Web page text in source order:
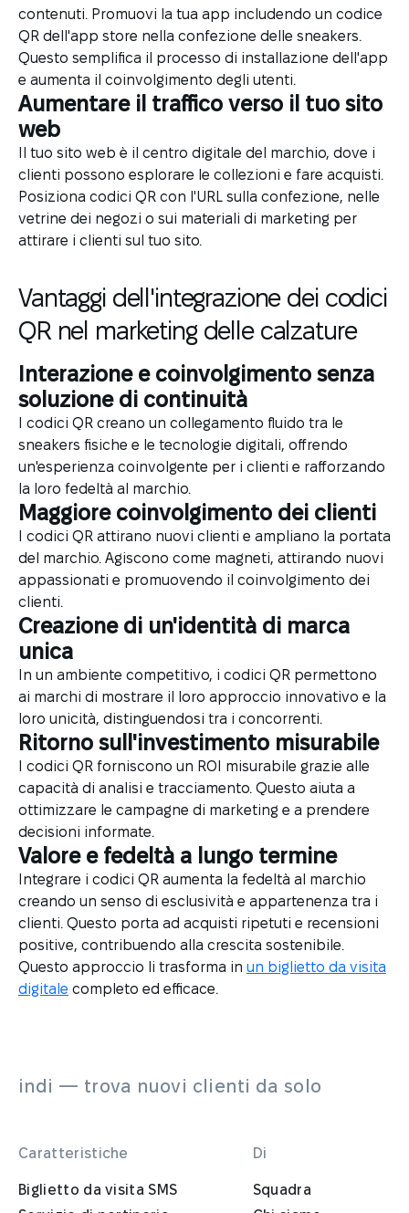
contenuti. Promuovi la tua app includendo un codice
QR dell'app store nella confezione delle sneakers.
Questo semplifica il processo di installazione dell'app
e aumenta il coinvolgimento degli utenti.
Aumentare il traffico verso il tuo sito
web
Il tuo sito web è il centro digitale del marchio, dove i
clienti possono esplorare le collezioni e fare acquisti.
Posiziona codici QR con l'URL sulla confezione, nelle
vetrine dei negozi o sui materiali di marketing per
attirare i clienti sul tuo sito.
Vantaggi dell'integrazione dei codici
QR nel marketing delle calzature
Interazione e coinvolgimento senza
soluzione di continuità
I codici QR creano un collegamento fluido tra le
sneakers fisiche e le tecnologie digitali, offrendo
un'esperienza coinvolgente per i clienti e rafforzando
la loro fedeltà al marchio.
Maggiore coinvolgimento dei clienti
I codici QR attirano nuovi clienti e ampliano la portata
del marchio. Agiscono come magneti, attirando nuovi
appassionati e promuovendo il coinvolgimento dei
clienti.
Creazione di un'identità di marca
unica
In un ambiente competitivo, i codici QR permettono
ai marchi di mostrare il loro approccio innovativo e la
loro unicità, distinguendosi tra i concorrenti.
Ritorno sull'investimento misurabile
I codici QR forniscono un ROI misurabile grazie alle
capacità di analisi e tracciamento. Questo aiuta a
ottimizzare le campagne di marketing e a prendere
decisioni informate.
Valore e fedeltà a lungo termine
Integrare i codici QR aumenta la fedeltà al marchio
creando un senso di esclusività e appartenenza tra i
clienti. Questo porta ad acquisti ripetuti e recensioni
positive, contribuendo alla crescita sostenibile.
Questo approccio li trasforma in un biglietto da visita
digitale completo ed efficace.
indi — trova nuovi clienti da solo
Caratteristiche
Biglietto da visita SMS
Di
Squadra